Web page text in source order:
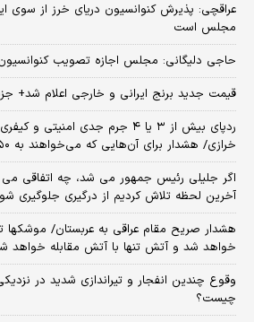
عراقچی: پذیرش کنوانسیون دریای خرز از سوی
مجلس است
حاجی دلیگانی: مجلس اجازه تصویب
قیمت جدید برنج ایرانی و خارجی اعلام شد+
ردپای بیش از ۳ یا ۴ جرم جدی
خرازی/ هشدار برای آن‌هایی که می‌خواهند به ۲۵۰ هزار نفر بپیوندند
اگر جلیلی رئیس جمهور می شد، چه اتفاقی می
آخرین لحظه تلاش کردیم از درگیری جلوگیری
هشدار صریح مقام عراقی به عربستان/ موشکها
خواهد شد و آتش تنها با آتش مقابله خواهد
وقوع چندین انفجار و تیراندازی شدید در
چیست؟